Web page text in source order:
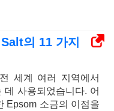
의 11 가지
세계 여러 지역에서
데 사용되었습니다. 어
Epsom 소금의 이점을